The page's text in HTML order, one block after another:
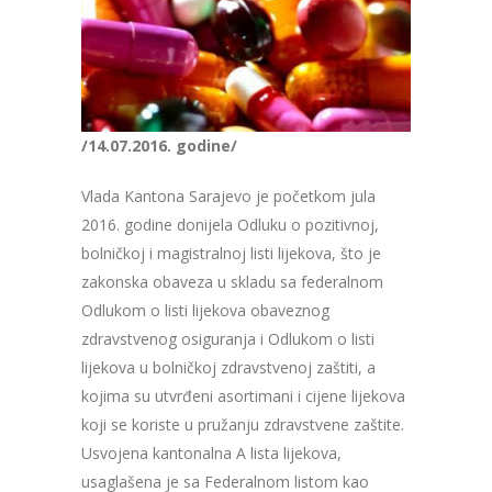
/14.07.2016. godine/
Vlada Kantona Sarajevo je početkom jula
2016. godine donijela Odluku o pozitivnoj,
bolničkoj i magistralnoj listi lijekova, što je
zakonska obaveza u skladu sa federalnom
Odlukom o listi lijekova obaveznog
zdravstvenog osiguranja i Odlukom o listi
lijekova u bolničkoj zdravstvenoj zaštiti, a
kojima su utvrđeni asortimani i cijene lijekova
koji se koriste u pružanju zdravstvene zaštite.
Usvojena kantonalna A lista lijekova,
usaglašena je sa Federalnom listom kao